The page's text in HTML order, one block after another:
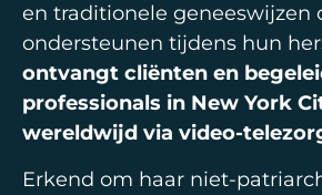
en traditionele geneeswijzen
ondersteunen tijdens hun
ontvangt cliënten en
professionals in New York
wereldwijd via video-
Erkend om haar niet-